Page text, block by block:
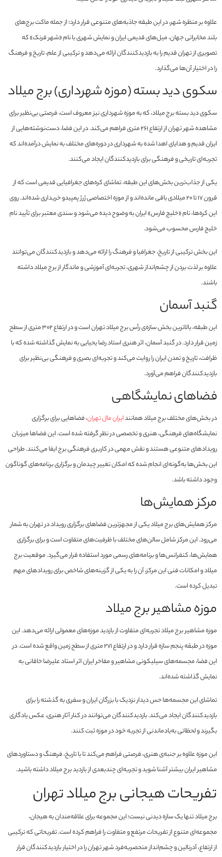
علاوه بر منظره شهر، در این طبقه جاذبه‌های متنوعی قرار دارد؛ از جمله ماکت برج‌های
بلند مخابراتی جهان، میل‌های قدیمی ایران و نمایش شهری با نام «شهر فرنک» که
تصویری از تهران قدیم را به بازدیدکنندگان ارائه می‌دهد و ترکیبی از علم، تاریخ و فرهنگ
را در اختیار آن‌ها می‌گذارد.
سکوی دید بسته (موزه شهرداری) برج میلاد
سکوی دید بسته برج میلاد، که به موزه شهرداری نیز معروف است، فرصتی بی‌نظیر برای
مشاهده شهر تهران از ارتفاع ۲۶۱ متری فراهم می‌کند. در این فضا، دست‌نوشته‌هایی از
ایران قدیم و هدایای اهدا شده به شهرداری در دوره‌های مختلف به نمایش درآمده‌اند که
تجربه‌ای تاریخی و فرهنگی برای بازدیدکنندگان ایجاد می‌کنند.
یکی از جذاب‌ترین بخش‌های این طبقه، تماشای کره‌های جغرافیایی قدیمی است که از
قرون ۱۷ تا ۲۰ میلادی باقی مانده‌اند و از موزه اختصاصی ژرژ پمپیدو خریداری شده‌اند. روی
این کره‌ها، نام «خلیج فارس» ایران به وضوح دیده می‌شود و سندی معتبر برای تأیید نام
خلیج فارس محسوب می‌شود.
این بخش ترکیبی از تاریخ، جغرافیا و فرهنگ را ارائه می‌دهد و بازدیدکنندگان می‌توانند
علاوه بر لذت بردن از چشم‌انداز شهری، تجربه‌ای آموزشی و ماندگار از برج میلاد داشته
باشند.
گنبد آسمان
این طبقه، بالاترین بخش سازه‌ی رأس برج میلاد تهران است و در ارتفاع ۳۰۲ متری از سطح
زمین قرار دارد. در گنبد آسمان، اثر هنری استاد رضا یحیایی به نمایش گذاشته شده که با
ظرافت، تاریخ و تمدن ایران را روایت می‌کند و تجربه‌ای بصری و فرهنگی بی‌نظیر برای
بازدیدکنندگان فراهم می‌آورد.
فضاهای نمایشگاهی
در بخش‌های مختلف برج میلاد همانندایران مال تهران، فضاهایی برای برگزاری
نمایشگاه‌های فرهنگی، هنری و تخصصی در نظر گرفته شده است. این فضاها میزبان
رویدادهای متنوعی هستند و نقش مهمی در کاربری فرهنگی برج ایفا می‌کنند. طراحی
این بخش‌ها به‌گونه‌ای انجام شده که امکان تغییر چیدمان و برگزاری برنامه‌های گوناگون
وجود داشته باشد.
مرکز همایش‌ها
مرکز همایش‌های برج میلاد یکی از مجهزترین فضاهای برگزاری رویداد در تهران به شمار
می‌رود. این مرکز شامل سالن‌های مختلف با ظرفیت‌های متفاوت است و برای برگزاری
همایش‌ها، کنفرانس‌ها و برنامه‌های رسمی مورد استفاده قرار می‌گیرد. موقعیت برج
میلاد و امکانات فنی این مرکز، آن را به یکی از گزینه‌های شاخص برای رویدادهای مهم
تبدیل کرده است.
موزه مشاهیر برج میلاد
موزه مشاهیر برج میلاد تجربه‌ای متفاوت از بازدید موزه‌های معمولی ارائه می‌دهد. این
موزه در طبقه پنجم سازه‌ قرار دارد و در ارتفاع ۲۷۱ متری از سطح زمین واقع شده است. در
این فضا، مجسمه‌های سیلیکونی مشاهیر و مفاخر ایران اثر استاد علیرضا خاقانی به
نمایش گذاشته شده‌اند.
تماشای این مجسمه‌ها حس دیدار نزدیک با بزرگان ایران و سفری به گذشته را برای
بازدیدکنندگان ایجاد می‌کند. بازدیدکنندگان می‌توانند در کنار آثار هنری، عکس یادگاری
بگیرند و لحظاتی به‌یادماندنی از تجربه خود در موزه ثبت کنند.
این موزه علاوه بر جنبه‌ی هنری، فرصتی فراهم می‌کند تا با تاریخ، فرهنگ و دستاوردهای
مشاهیر ایران بیشتر آشنا شوید و تجربه‌ای چندبعدی از بازدید برج میلاد داشته باشید.
تفریحات هیجانی برج میلاد تهران
برج میلاد تنها یک سازه دیدنی نیست؛ این مجموعه برای علاقه‌مندان به هیجان،
مجموعه‌ای متنوع از تفریحات مرتفع و متفاوت را فراهم کرده است. تفریحاتی که ترکیبی
از ارتفاع، آدرنالین و چشم‌انداز منحصربه‌فرد شهر تهران را در اختیار بازدیدکنندگان قرار